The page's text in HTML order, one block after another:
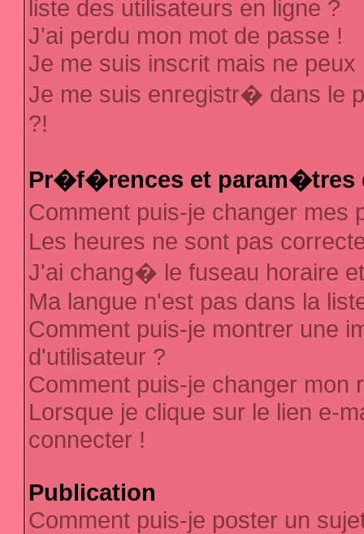
liste des utilisateurs en ligne ?
J'ai perdu mon mot de passe !
Je me suis inscrit mais ne
Je me suis enregistr� dans le
?!
Pr�f�rences et param�tres
Comment puis-je changer
Les heures ne sont pas
J'ai chang� le fuseau horaire
Ma langue n'est pas dans la
Comment puis-je montrer une
d'utilisateur ?
Comment puis-je changer mon
Lorsque je clique sur le lien e-
connecter !
Publication
Comment puis-je poster un